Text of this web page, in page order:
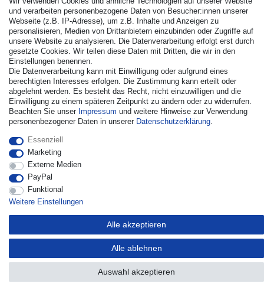
© Copyright 2026 | Alle Rechte vorbehalten. - Alle Rechte
vorbehalten. Preisangaben inkl. gesetzl. 19% MwSt. |
Grundpreise siehe Artikeldetail | *Gilt für Lieferungen nach
Deutschland!
Vertrag widerrufen Kontakt
und verarbeiten personenbezogene Daten von Besucher:innen unserer
Webseite (z.B. IP-Adresse), um z.B. Inhalte und Anzeigen zu
personalisieren, Medien von Drittanbietern einzubinden oder Zugriffe auf
unsere Website zu analysieren. Die Datenverarbeitung erfolgt erst durch
gesetzte Cookies. Wir teilen diese Daten mit Dritten, die wir in den
Einstellungen benennen.
Die Datenverarbeitung kann mit Einwilligung oder aufgrund eines
berechtigten Interesses erfolgen. Die Zustimmung kann erteilt oder
abgelehnt werden. Es besteht das Recht, nicht einzuwilligen und die
Einwilligung zu einem späteren Zeitpunkt zu ändern oder zu widerrufen.
Beachten Sie unser Impressum und weitere Hinweise zur Verwendung
personenbezogener Daten in unserer Daten­schutz­erklärung.
Essenziell
Marketing
Externe Medien
PayPal
Funktional
Weitere Einstellungen
Alle akzeptieren
Alle ablehnen
Auswahl akzeptieren